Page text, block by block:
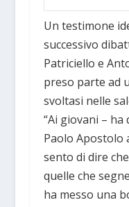
Un testimone
successivo
Patriciello e
preso parte ad
svoltasi nelle
“Ai giovani –
Paolo Apostolo
sento di dire
quelle che
ha messo una